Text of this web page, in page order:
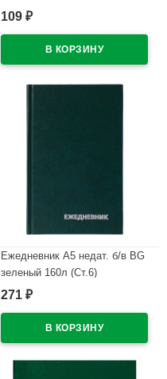
Однотонный.Темный ассорти
109 ₽
Ежедневник А5 недат. б/в BG
зеленый 160л (Ст.6)
В наличии
271 ₽